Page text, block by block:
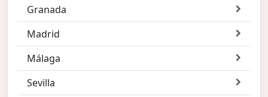
Granada
Madrid
Málaga
Sevilla